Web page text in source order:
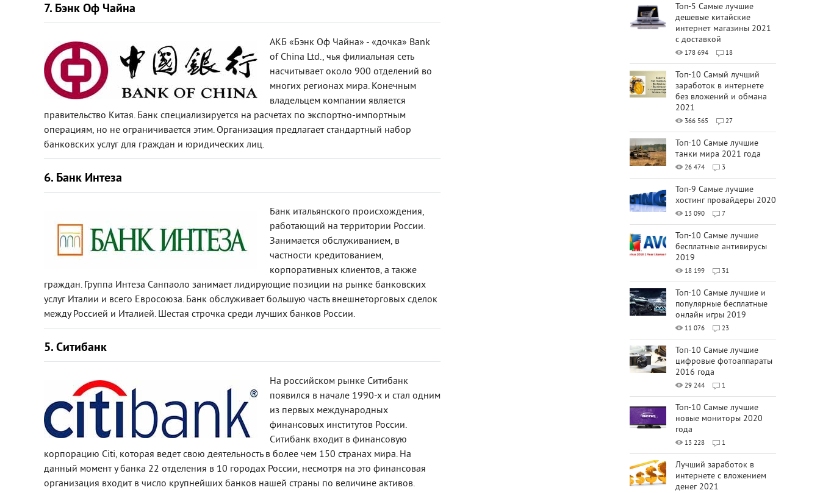
7. Бэнк Оф Чайна
АКБ «Бэнк Оф Чайна» - «дочка» Bank
of China Ltd., чья филиальная сеть
насчитывает около 900 отделений во
многих регионах мира. Конечным
владельцем компании является
правительство Китая. Банк специализируется на расчетах по экспортно-импортным
операциям, но не ограничивается этим. Организация предлагает стандартный набор
банковских услуг для граждан и юридических лиц.
6. Банк Интеза
Банк итальянского происхождения,
работающий на территории России.
Занимается обслуживанием, в
частности кредитованием,
корпоративных клиентов, а также
граждан. Группа Интеза Санпаоло занимает лидирующие позиции на рынке банковских
услуг Италии и всего Евросоюза. Банк обслуживает большую часть внешнеторговых сделок
между Россией и Италией. Шестая строчка среди лучших банков России.
5. Ситибанк
На российском рынке Ситибанк
появился в начале 1990-х и стал одним
из первых международных
финансовых институтов России.
Ситибанк входит в финансовую
корпорацию Citi, которая ведет свою деятельность в более чем 150 странах мира. На
данный момент у банка 22 отделения в 10 городах России, несмотря на это финансовая
организация входит в число крупнейших банков нашей страны по величине активов.
Топ-5 Самые лучшие
дешевые китайские
интернет магазины 2021
с доставкой
178 694 18
Топ-10 Самый лучший
заработок в интернете
без вложений и обмана
2021
366 565 27
Топ-10 Самые лучшие
танки мира 2021 года
26 474 3
Топ-9 Самые лучшие
хостинг провайдеры 2020
13 090 7
Топ-10 Самые лучшие
бесплатные антивирусы
2019
18 199 31
Топ-10 Самые лучшие и
популярные бесплатные
онлайн игры 2019
11 076 23
Топ-10 Самые лучшие
цифровые фотоаппараты
2016 года
29 244 1
Топ-10 Самые лучшие
новые мониторы 2020
года
13 228 1
Лучший заработок в
интернете с вложением
денег 2021